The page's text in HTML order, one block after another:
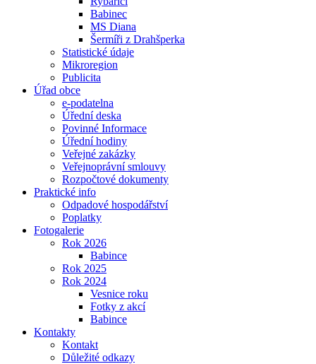
Babinec
MS Diana
Šermíři z Drahšperka
Statistické údaje
Mikroregion
Publicita
Úřad obce
e-podatelna
Úřední deska
Povinné Informace
Úřední hodiny
Veřejné zakázky
Veřejnoprávní smlouvy
Rozpočtové dokumenty
Praktické info
Odpadové hospodářství
Poplatky
Fotogalerie
Rok 2026
Babince
Rok 2025
Rok 2024
Vesnice roku
Fotky z akcí
Babince
Kontakty
Kontakt
Důležité odkazy